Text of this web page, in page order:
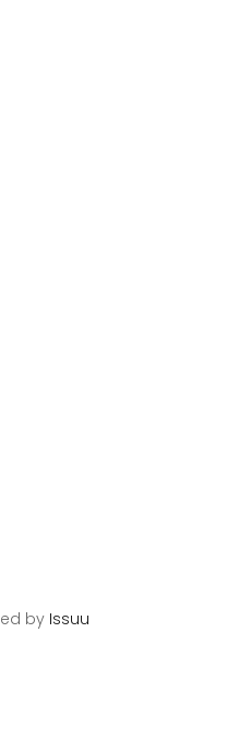
by Issuu